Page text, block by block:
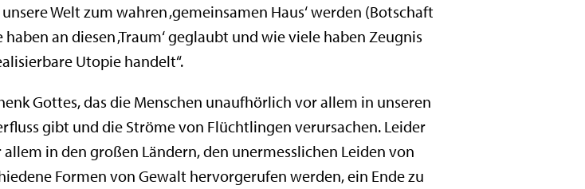
Welt zum wahren ‚gemeinsamen Haus‘ werden (Botschaft
an diesen ‚Traum‘ geglaubt und wie viele haben Zeugnis
Utopie handelt“.
Gottes, das die Menschen unaufhörlich vor allem in unseren
gibt und die Ströme von Flüchtlingen verursachen. Leider
in den großen Ländern, den unermesslichen Leiden von
Formen von Gewalt hervorgerufen werden, ein Ende zu